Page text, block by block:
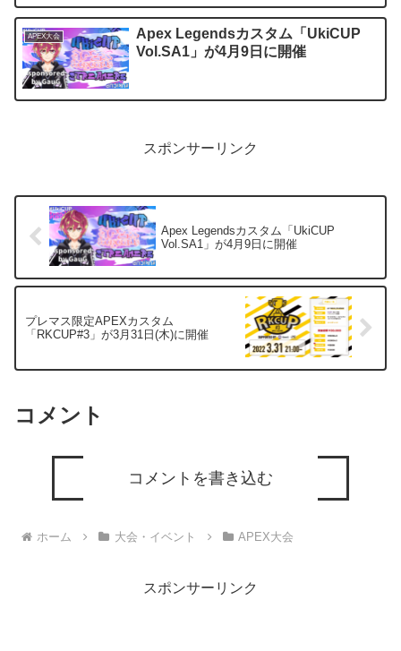
APEX大会
Apex Legendsカスタム「UkiCUP
Vol.SA1」が4月9日に開催
スポンサーリンク
Apex Legendsカスタム「UkiCUP
Vol.SA1」が4月9日に開催
プレマス限定APEXカスタム
「RKCUP#3」が3月31日(木)に開催
コメント
コメントを書き込む
ホーム 大会・イベント APEX大会
スポンサーリンク